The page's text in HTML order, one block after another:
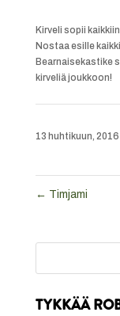
Kirveli sopii
Nostaa esille
Bearnaisekastike
kirveliä joukkoon!
13 huhtikuun, 2016
← Timjami
TYKKÄÄ